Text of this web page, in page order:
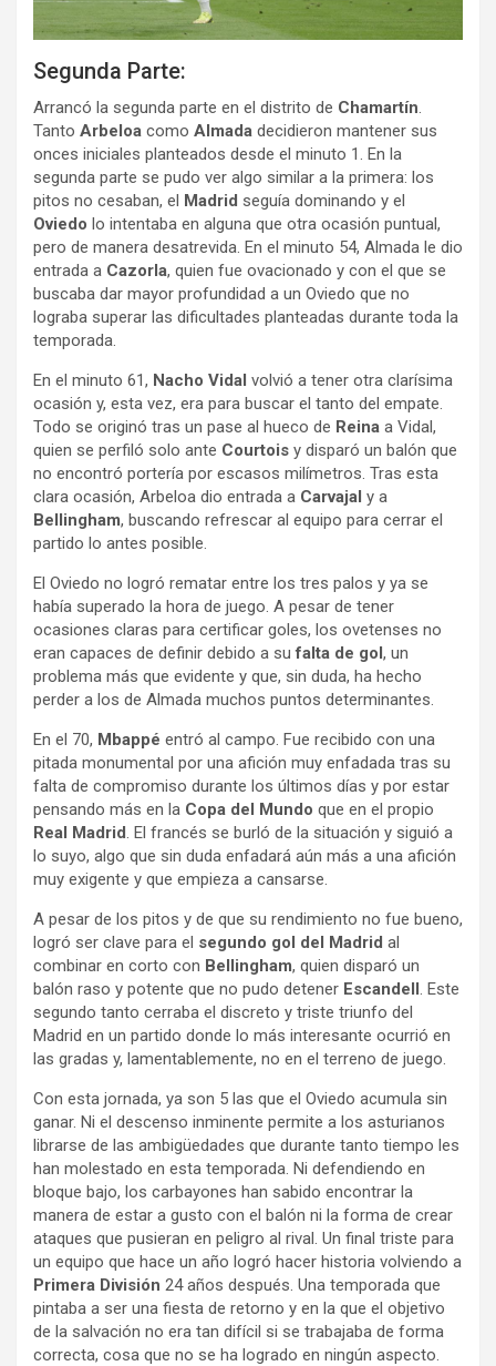
Segunda Parte:
Arrancó la segunda parte en el distrito de Chamartín.
Tanto Arbeloa como Almada decidieron mantener sus
onces iniciales planteados desde el minuto 1. En la
segunda parte se pudo ver algo similar a la primera: los
pitos no cesaban, el Madrid seguía dominando y el
Oviedo lo intentaba en alguna que otra ocasión puntual,
pero de manera desatrevida. En el minuto 54, Almada le dio
entrada a Cazorla, quien fue ovacionado y con el que se
buscaba dar mayor profundidad a un Oviedo que no
lograba superar las dificultades planteadas durante toda la
temporada.
En el minuto 61, Nacho Vidal volvió a tener otra clarísima
ocasión y, esta vez, era para buscar el tanto del empate.
Todo se originó tras un pase al hueco de Reina a Vidal,
quien se perfiló solo ante Courtois y disparó un balón que
no encontró portería por escasos milímetros. Tras esta
clara ocasión, Arbeloa dio entrada a Carvajal y a
Bellingham, buscando refrescar al equipo para cerrar el
partido lo antes posible.
El Oviedo no logró rematar entre los tres palos y ya se
había superado la hora de juego. A pesar de tener
ocasiones claras para certificar goles, los ovetenses no
eran capaces de definir debido a sufalta de gol, un
problema más que evidente y que, sin duda, ha hecho
perder a los de Almada muchos puntos determinantes.
En el 70, Mbappé entró al campo. Fue recibido con una
pitada monumental por una afición muy enfadada tras su
falta de compromiso durante los últimos días y por estar
pensando más en la Copa del Mundo que en el propio
Real Madrid. El francés se burló de la situación y siguió a
lo suyo, algo que sin duda enfadará aún más a una afición
muy exigente y que empieza a cansarse.
A pesar de los pitos y de que su rendimiento no fue bueno,
logró ser clave para el segundo gol del Madrid al
combinar en corto con Bellingham, quien disparó un
balón raso y potente que no pudo detener Escandell. Este
segundo tanto cerraba el discreto y triste triunfo del
Madrid en un partido donde lo más interesante ocurrió en
las gradas y, lamentablemente, no en el terreno de juego.
Con esta jornada, ya son 5 las que el Oviedo acumula sin
ganar. Ni el descenso inminente permite a los asturianos
librarse de las ambigüedades que durante tanto tiempo les
han molestado en esta temporada. Ni defendiendo en
bloque bajo, los carbayones han sabido encontrar la
manera de estar a gusto con el balón ni la forma de crear
ataques que pusieran en peligro al rival. Un final triste para
un equipo que hace un año logró hacer historia volviendo a
Primera División 24 años después. Una temporada que
pintaba a ser una fiesta de retorno y en la que el objetivo
de la salvación no era tan difícil si se trabajaba de forma
correcta, cosa que no se ha logrado en ningún aspecto.